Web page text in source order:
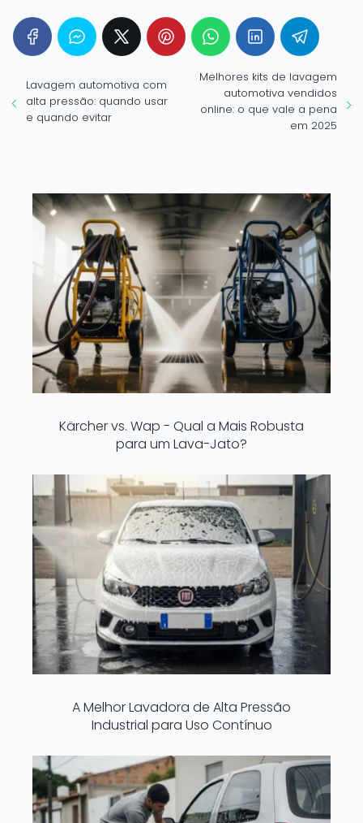
Lavagem automotiva com
alta pressão: quando usar
e quando evitar
Melhores kits de lavagem
automotiva vendidos
online: o que vale a pena
em 2025
Kärcher vs. Wap - Qual a Mais Robusta
para um Lava-Jato?
A Melhor Lavadora de Alta Pressão
Industrial para Uso Contínuo